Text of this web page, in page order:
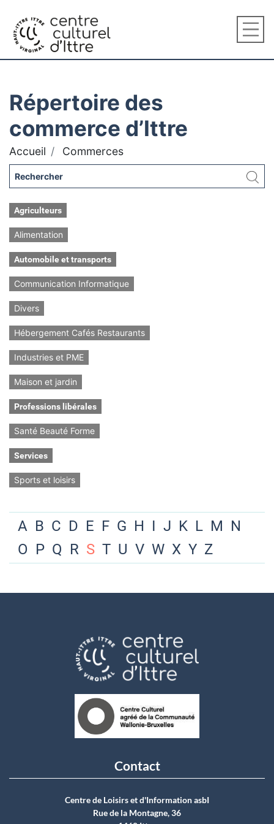
Répertoire des
commerce d’Ittre
Accueil Commerces
Agriculteurs
Alimentation
Automobile et transports
Communication Informatique
Divers
Hébergement Cafés Restaurants
Industries et PME
Maison et jardin
Professions libérales
Santé Beauté Forme
Services
Sports et loisirs
A B C D E F G H I J K L M N
O P Q R S T U V W X Y Z
Contact
Centre de Loisirs et d'Information asbI
Rue de la Montagne, 36